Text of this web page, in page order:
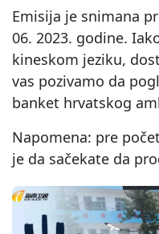
Emisija je snimana
06. 2023. godine.
kineskom jeziku,
vas pozivamo da
banket hrvatskog
Napomena: pre
je da sačekate da